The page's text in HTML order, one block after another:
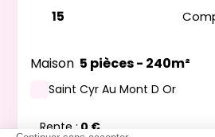
15
Maison 5 pièces - 240m²
Saint Cyr Au Mont D Or
Rente : 0 €